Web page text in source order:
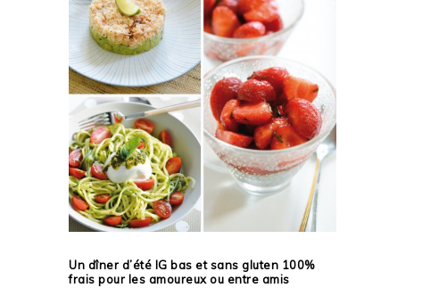
Un dîner d’été IG bas et sans gluten 100%
frais pour les amoureux ou entre amis